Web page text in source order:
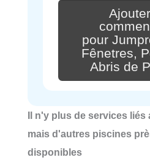
pour
Fênetres,
Abris de
Il n'y plus de services liés
mais d'autres piscines
disponibles